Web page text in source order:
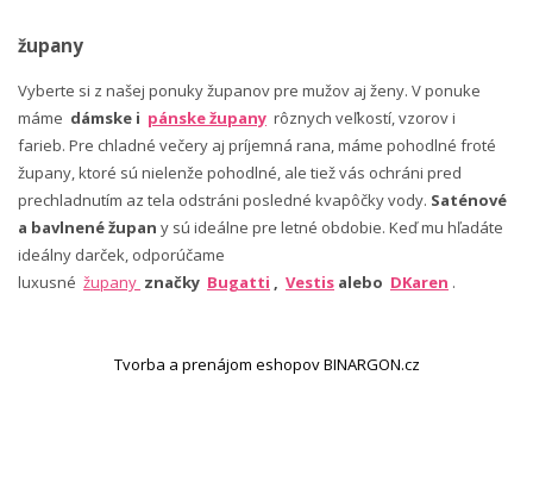
župany
Vyberte si z našej ponuky županov pre mužov aj ženy. V ponuke
máme dámske i pánske župany rôznych veľkostí, vzorov i
farieb. Pre chladné večery aj príjemná rana, máme pohodlné froté
župany, ktoré sú nielenže pohodlné, ale tiež vás ochráni pred
prechladnutím az tela odstráni posledné kvapôčky vody. Saténové
a bavlnené župan y sú ideálne pre letné obdobie. Keď mu hľadáte
ideálny darček, odporúčame
luxusné župany značky Bugatti , Vestis alebo DKaren .
Tvorba a prenájom eshopov BINARGON.cz